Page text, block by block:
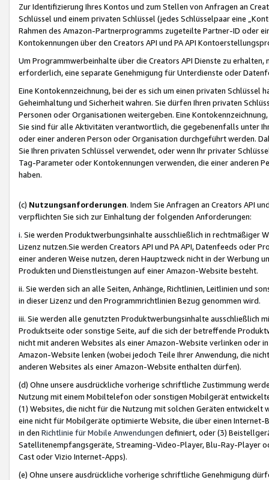
Zur Identifizierung Ihres Kontos und zum Stellen von Anfragen an
Schlüssel und einem privaten Schlüssel (jedes Schlüsselpaar eine
Rahmen des Amazon-Partnerprogramms zugeteilte Partner-ID oder
Kontokennungen über den Creators API und PA API
Um Programmwerbeinhalte über die Creators API Dienste zu
erforderlich, eine separate Genehmigung für Unterdienste oder
Eine Kontokennzeichnung, bei der es sich um einen privaten
Geheimhaltung und Sicherheit wahren. Sie dürfen Ihren privaten
Personen oder Organisationen weitergeben. Eine
Sie sind für alle Aktivitäten verantwortlich, die gegebenenfalls unter
oder einer anderen Person oder Organisation durchgeführt werden.
Sie Ihren privaten Schlüssel verwendet, oder wenn Ihr privater
Tag-Parameter oder Kontokennungen verwenden, die einer anderen
haben.
(c) Nutzungsanforderungen. Indem Sie Anfragen an Creators API
verpflichten Sie sich zur Einhaltung der folgenden Anforderungen:
i. Sie werden Produktwerbungsinhalte ausschließlich in rechtmäßiger
Lizenz nutzen.Sie werden Creators API und PA API, Datenfeeds oder
einer anderen Weise nutzen, deren Hauptzweck nicht in der Werbung
Produkten und Dienstleistungen auf einer Amazon-Website besteht.
ii. Sie werden sich an alle Seiten, Anhänge, Richtlinien, Leitlinien und
in dieser Lizenz und den Programmrichtlinien Bezug genommen wird.
iii. Sie werden alle genutzten Produktwerbungsinhalte ausschließlich
Produktseite oder sonstige Seite, auf die sich der betreffende
nicht mit anderen Websites als einer Amazon-Website verlinken oder
Amazon-Website lenken (wobei jedoch Teile Ihrer Anwendung, die
anderen Websites als einer Amazon-Website enthalten dürfen).
(d) Ohne unsere ausdrückliche vorherige schriftliche Zustimmung
Nutzung mit einem Mobiltelefon oder sonstigen Mobilgerät
(1) Websites, die nicht für die Nutzung mit solchen Geräten
eine nicht für Mobilgeräte optimierte Website, die über einen
in den Richtlinie für Mobile Anwendungen definiert, oder (3)
Satellitenempfangsgeräte, Streaming-Video-Player, Blu-Ray-Player
Cast oder Vizio Internet-Apps).
(e) Ohne unsere ausdrückliche vorherige schriftliche Genehmigung